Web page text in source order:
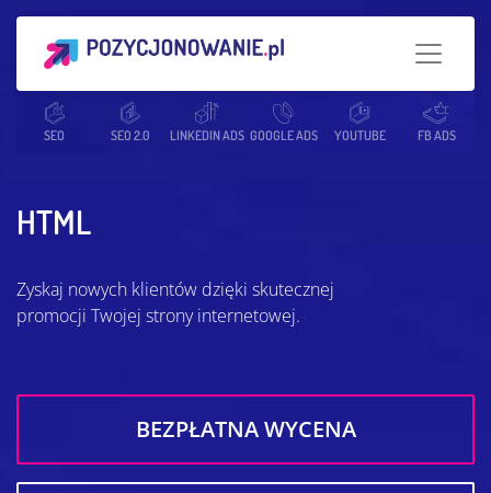
SEO SEO 2.0 LINKEDIN ADS GOOGLE ADS YOUTUBE FB ADS
Strona główna Słowniczek SEO HTML
HTML
Zyskaj nowych klientów dzięki skutecznej
promocji Twojej strony internetowej.
BEZPŁATNA WYCENA